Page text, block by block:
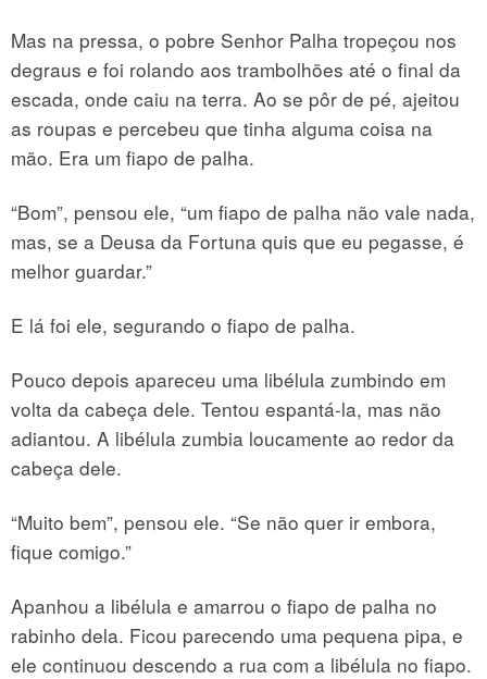
Mas na pressa, o pobre Senhor Palha tropeçou nos
degraus e foi rolando aos trambolhões até o final da
escada, onde caiu na terra. Ao se pôr de pé, ajeitou
as roupas e percebeu que tinha alguma coisa na
mão. Era um fiapo de palha.
“Bom”, pensou ele, “um fiapo de palha não vale nada,
mas, se a Deusa da Fortuna quis que eu pegasse, é
melhor guardar.”
E lá foi ele, segurando o fiapo de palha.
Pouco depois apareceu uma libélula zumbindo em
volta da cabeça dele. Tentou espantá-la, mas não
adiantou. A libélula zumbia loucamente ao redor da
cabeça dele.
“Muito bem”, pensou ele. “Se não quer ir embora,
fique comigo.”
Apanhou a libélula e amarrou o fiapo de palha no
rabinho dela. Ficou parecendo uma pequena pipa, e
ele continuou descendo a rua com a libélula no fiapo.